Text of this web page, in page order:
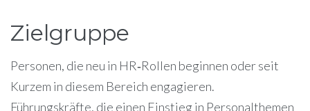
Zielgruppe
Personen, die neu in HR‑Rollen beginnen oder seit
Kurzem in diesem Bereich engagieren.
Führungskräfte, die einen Einstieg in Personalthemen